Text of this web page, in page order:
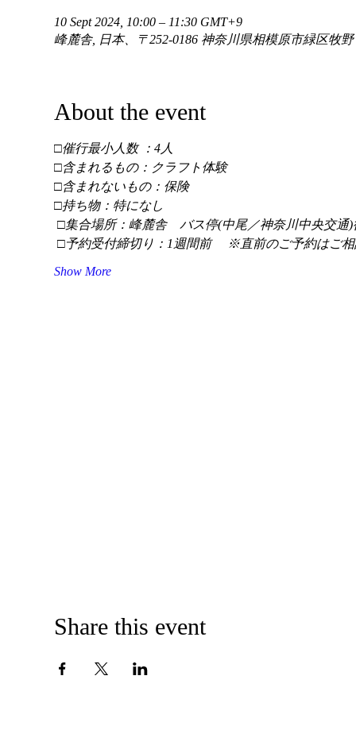
10 Sept 2024, 10:00 – 11:30 GMT+9
峰麓舎, 日本、〒252-0186 神奈川県相模原市緑区牧
About the event
□催行最小人数 ：4人
□含まれるもの：クラフト体験
□含まれないもの：保険
□持ち物：特になし
□集合場所：峰麓舎　バス停(中尾／神奈川中央交通)
□予約受付締切り：1週間前 　※直前のご予約はご
Show More
Share this event